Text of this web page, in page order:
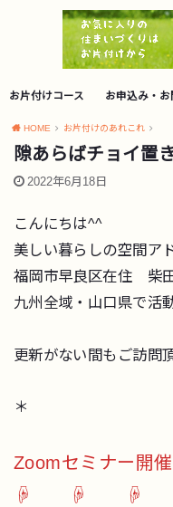
お片付けコース お申込み・お
HOME お片付けのあれこれ
隙あらばチョイ置
2022年6月18日
こんにちは^^
美しい暮らしの空間ア
福岡市早良区在住 柴田
九州全域・山口県で活
更新がない間もご訪問
＊
Zoomセミナー開
☟ ☟ ☟